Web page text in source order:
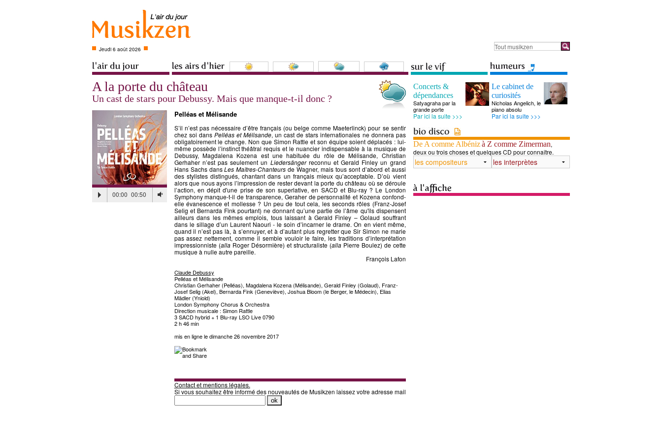
Jeudi 6 août 2026
A la porte du château
Un cast de stars pour Debussy. Mais que manque-t-il donc ?
00:00 00:50
Pelléas et Mélisande
S’il n’est pas nécessaire d’être français (ou belge comme Maeterlinck) pour se sentir
chez soi dans Pelléas et Mélisande, un cast de stars internationales ne donnera pas
obligatoirement le change. Non que Simon Rattle et son équipe soient déplacés : lui-
même possède l’instinct théâtral requis et le nuancier indispensable à la musique de
Debussy, Magdalena Kozena est une habituée du rôle de Mélisande, Christian
Gerhaher n’est pas seulement un Liedersängerreconnu et Gerald Finley un grand
Hans Sachs dansLes Maîtres-Chanteurs de Wagner, mais tous sont d’abord et aussi
des stylistes distingués, chantant dans un français mieux qu’acceptable. D’où vient
alors que nous ayons l’impression de rester devant la porte du château où se déroule
l’action, en dépit d'une prise de son superlative, en SACD et Blu-ray ? Le London
Symphony manque-t-il de transparence, Geraher de personnalité et Kozena confond-
elle évanescence et mollesse ? Un peu de tout cela, les seconds rôles (Franz-Josef
Selig et Bernarda Fink pourtant) ne donnant qu’une partie de l’âme qu'ils dispensent
ailleurs dans les mêmes emplois, tous laissant à Gerald Finley – Golaud souffrant
dans le sillage d’un Laurent Naouri - le soin d’incarner le drame. On en vient même,
quand il n’est pas là, à s’ennuyer, et à d’autant plus regretter que Sir Simon ne marie
pas assez nettement, comme il semble vouloir le faire, les traditions d’interprétation
impressionniste (allaRoger Désormière) et structuraliste (allaPierre Boulez) de cette
musique à nulle autre pareille.
François Lafon
Claude Debussy
Pelléas et Mélisande
Christian Gerhaher (Pelléas), Magdalena Kozena (Mélisande), Gerald Finley (Golaud), Franz-
Josef Selig (Akel), Bernarda Fink (Geneviève), Joshua Bloom (le Berger, le Médecin), Elias
Mädler (Yniold)
London Symphony Chorus & Orchestra
Direction musicale : Simon Rattle
3 SACD hybrid + 1 Blu-ray LSO Live 0790
2 h 46 min
mis en ligne le dimanche 26 novembre 2017
Contact et mentions légales.
Si vous souhaitez être informé des nouveautés de Musikzen laissez votre adresse mail
Concerts &
dépendances
Satyagraha par la
grande porte
Par ici la suite >>>
Le cabinet de
curiosités
Nicholas Angelich, le
piano absolu
Par ici la suite >>>
De A comme Albénizà Z comme Zimerman,
deux ou trois choses et quelques CD pour connaître.